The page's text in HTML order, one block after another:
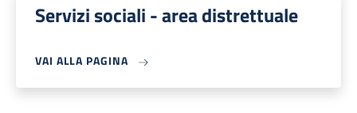
Servizi sociali - area distrettuale
VAI ALLA PAGINA